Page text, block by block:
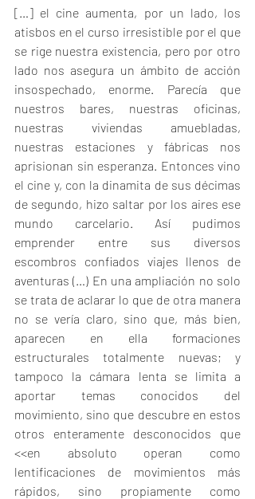
[…] el cine aumenta, por un lado, los
atisbos en el curso irresistible por el que
se rige nuestra existencia, pero por otro
lado nos asegura un ámbito de acción
insospechado, enorme. Parecía que
nuestros bares, nuestras oficinas,
nuestras viviendas amuebladas,
nuestras estaciones y fábricas nos
aprisionan sin esperanza. Entonces vino
el cine y, con la dinamita de sus décimas
de segundo, hizo saltar por los aires ese
mundo carcelario. Así pudimos
emprender entre sus diversos
escombros confiados viajes llenos de
aventuras (…) En una ampliación no solo
se trata de aclarar lo que de otra manera
no se vería claro, sino que, más bien,
aparecen en ella formaciones
estructurales totalmente nuevas; y
tampoco la cámara lenta se limita a
aportar temas conocidos del
movimiento, sino que descubre en estos
otros enteramente desconocidos que
<<en absoluto operan como
lentificaciones de movimientos más
rápidos, sino propiamente como